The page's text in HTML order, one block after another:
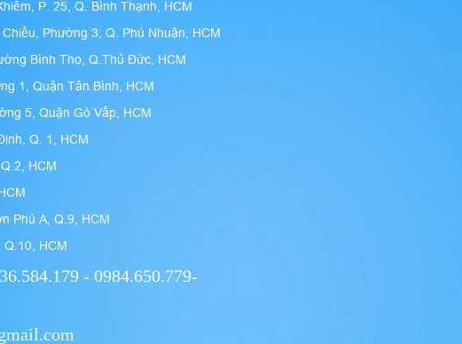
P. 25, Q. Bình Thạnh, HCM
Phường 3, Q. Phú Nhuận, HCM
Bình Thọ, Q.Thủ Đức, HCM
1, Quận Tân Bình, HCM
5, Quận Gò Vấp, HCM
Q. 1, HCM
HCM
Phú A, Q.9, HCM
HCM
- 0984.650.779-